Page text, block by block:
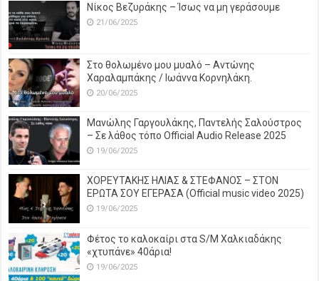
Νίκος Βεζυράκης – Ίσως να μη γεράσουμε
21/06/2025
Στο θολωμένο μου μυαλό – Αντώνης
Χαραλαμπάκης / Ιωάννα Κορνηλάκη.
20/06/2025
Μανώλης Γαργουλάκης, Παντελής Σαλούστρος
– Σε λάθος τόπο Official Audio Release 2025
19/06/2025
ΧΟΡΕΥΤΑΚΗΣ ΗΛΙΑΣ & ΣΤΕΦΑΝΟΣ – ΣΤΟΝ
ΕΡΩΤΑ ΣΟΥ ΕΓΕΡΑΣΑ (Official music video 2025)
19/06/2025
Φέτος το καλοκαίρι στα S/M Χαλκιαδάκης
«χτυπάνε» 40άρια!
19/06/2025